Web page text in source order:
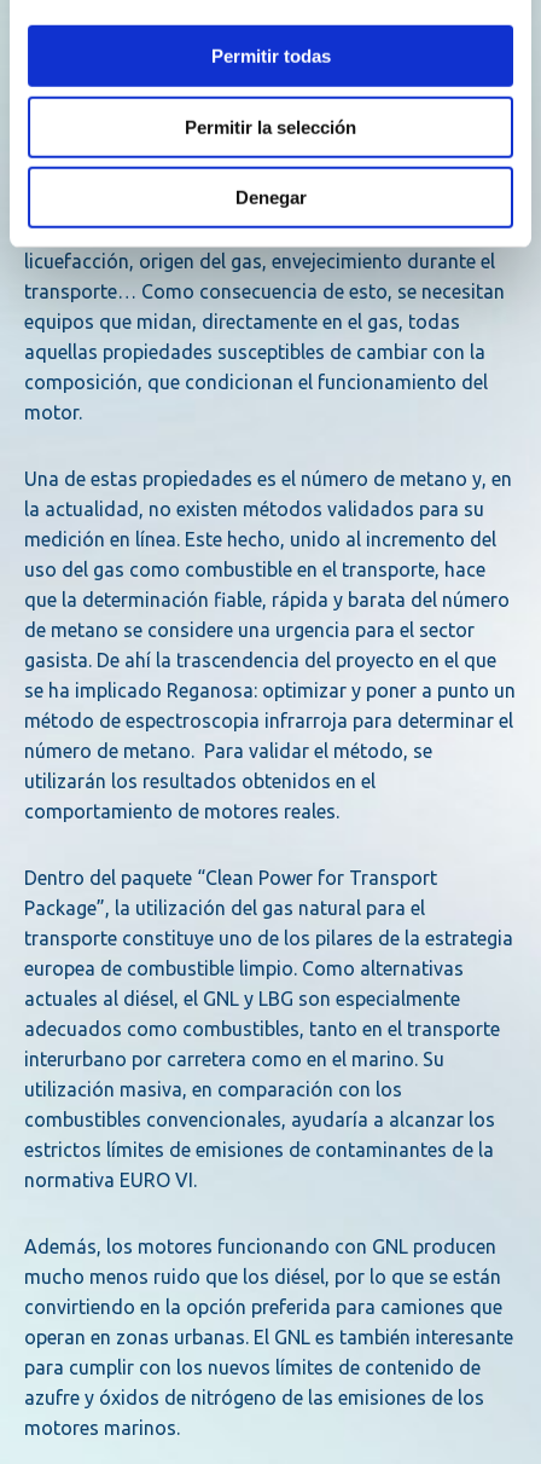
Permitir todas
Permitir la selección
Denegar
VTT (Technical Research Centre of Finland). Ambas
avances con Reganosa para validar los diferentes
métodos y sensores desarrollados.
Es bien sabido que la composición del GNL varía por
diversos motivos: rendimiento de la planta de
licuefacción, origen del gas, envejecimiento durante el
transporte… Como consecuencia de esto, se necesitan
equipos que midan, directamente en el gas, todas
aquellas propiedades susceptibles de cambiar con la
composición, que condicionan el funcionamiento del
motor.
Una de estas propiedades es el número de metano y, en
la actualidad, no existen métodos validados para su
medición en línea. Este hecho, unido al incremento del
uso del gas como combustible en el transporte, hace
que la determinación fiable, rápida y barata del número
de metano se considere una urgencia para el sector
gasista. De ahí la trascendencia del proyecto en el que
se ha implicado Reganosa: optimizar y poner a punto un
método de espectroscopia infrarroja para determinar el
número de metano. Para validar el método, se
utilizarán los resultados obtenidos en el
comportamiento de motores reales.
Dentro del paquete “Clean Power for Transport
Package”, la utilización del gas natural para el
transporte constituye uno de los pilares de la estrategia
europea de combustible limpio. Como alternativas
actuales al diésel, el GNL y LBG son especialmente
adecuados como combustibles, tanto en el transporte
interurbano por carretera como en el marino. Su
utilización masiva, en comparación con los
combustibles convencionales, ayudaría a alcanzar los
estrictos límites de emisiones de contaminantes de la
normativa EURO VI.
Además, los motores funcionando con GNL producen
mucho menos ruido que los diésel, por lo que se están
convirtiendo en la opción preferida para camiones que
operan en zonas urbanas. El GNL es también interesante
para cumplir con los nuevos límites de contenido de
azufre y óxidos de nitrógeno de las emisiones de los
motores marinos.